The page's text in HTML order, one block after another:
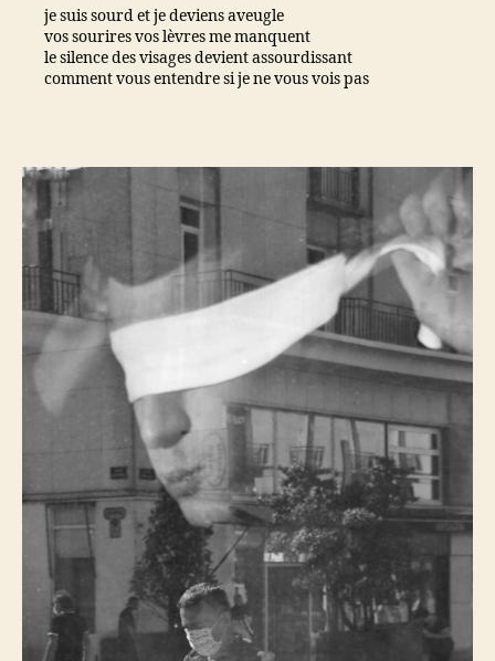
je suis sourd et je deviens aveugle
vos sourires vos lèvres me manquent
le silence des visages devient assourdissant
comment vous entendre si je ne vous vois pas